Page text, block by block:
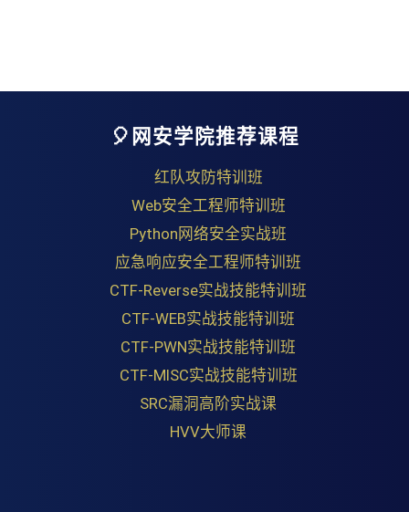
🎈网安学院推荐课程
红队攻防特训班
Web安全工程师特训班
Python网络安全实战班
应急响应安全工程师特训班
CTF-Reverse实战技能特训班
CTF-WEB实战技能特训班
CTF-PWN实战技能特训班
CTF-MISC实战技能特训班
SRC漏洞高阶实战课
HVV大师课